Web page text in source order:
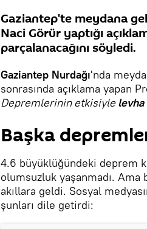
Gaziantep'te meydana
Naci Görür yaptığı
parçalanacağını söyledi.
Gaziantep Nurdağı'nda
sonrasında açıklama yapan
Depremlerinin etkisiylelevha
Başka
4.6 büyüklüğündeki deprem
olumsuzluk yaşanmadı.
akıllara geldi. Sosyal
şunları dile getirdi: